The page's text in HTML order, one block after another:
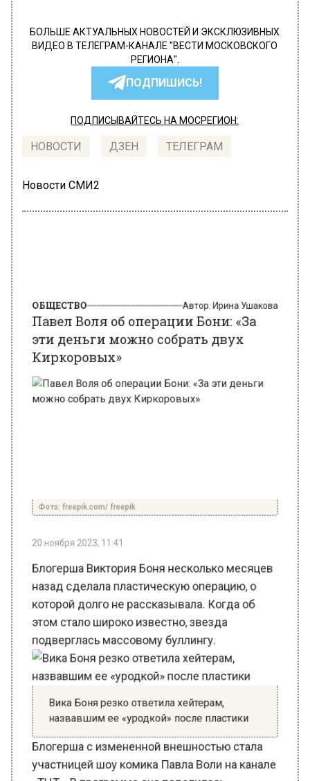
БОЛЬШЕ АКТУАЛЬНЫХ НОВОСТЕЙ И ЭКСКЛЮЗИВНЫХ
ВИДЕО В ТЕЛЕГРАМ-КАНАЛЕ "ВЕСТИ МОСКОВСКОГО
РЕГИОНА".
ПОДПИШИСЬ!
ПОДПИСЫВАЙТЕСЬ НА МОСРЕГИОН:
НОВОСТИ ДЗЕН ТЕЛЕГРАМ
Новости СМИ2
Киркоровых»
20 ноября 2023, 11:41
Блогерша Виктория Боня несколько месяцев
назад сделала пластическую операцию, о
которой долго не рассказывала. Когда об
этом стало широко известно, звезда
подверглась массовому буллингу.
Вика Боня резко ответила хейтерам,
назвавшим ее «уродкой» после пластики
Блогерша с измененной внешностью стала
участницей шоу комика Павла Воли на канале
«ТНТ». В программе она поделилась